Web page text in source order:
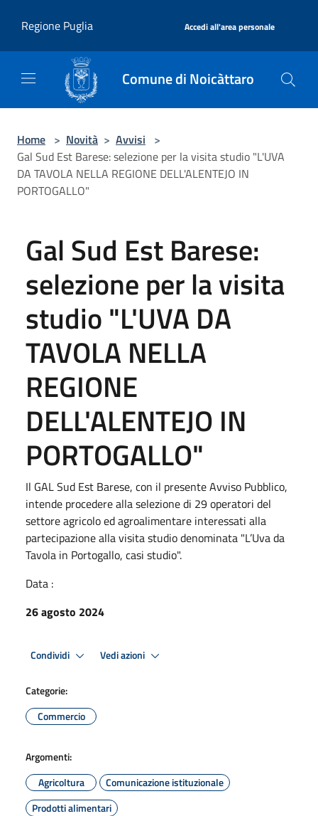
Regione Puglia
Accedi all'area personale
Comune di Noicàttaro
Home > Novità > Avvisi >
Gal Sud Est Barese: selezione per la visita studio "L'UVA
DA TAVOLA NELLA REGIONE DELL'ALENTEJO IN
PORTOGALLO"
Gal Sud Est Barese:
selezione per la visita
studio "L'UVA DA
TAVOLA NELLA
REGIONE
DELL'ALENTEJO IN
PORTOGALLO"
Il GAL Sud Est Barese, con il presente Avviso Pubblico,
intende procedere alla selezione di 29 operatori del
settore agricolo ed agroalimentare interessati alla
partecipazione alla visita studio denominata "L’Uva da
Tavola in Portogallo, casi studio".
Data :
26 agosto 2024
Condividi Vedi azioni
Categorie:
Commercio
Argomenti:
Agricoltura
Comunicazione istituzionale
Prodotti alimentari